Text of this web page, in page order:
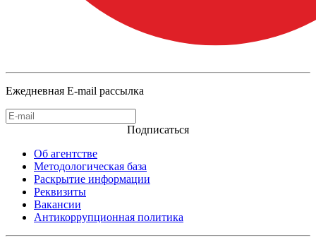
Ежедневная E-mail рассылка
Подписаться
Об агентстве
Методологическая база
Раскрытие информации
Реквизиты
Вакансии
Антикоррупционная политика